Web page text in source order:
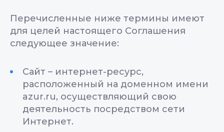
Перечисленные ниже термины имеют
для целей настоящего Соглашения
следующее значение:
Сайт – интернет-ресурс,
расположенный на доменном имени
azur.ru, осуществляющий свою
деятельность посредством сети
Интернет.